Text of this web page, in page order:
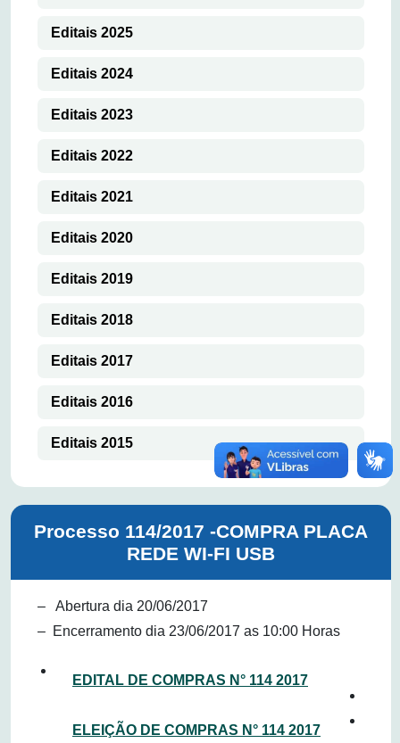
Editais 2025
Editais 2024
Editais 2023
Editais 2022
Editais 2021
Editais 2020
Editais 2019
Editais 2018
Editais 2017
Editais 2016
Editais 2015
Processo 114/2017 -COMPRA PLACA
REDE WI-FI USB
– Abertura dia 20/06/2017
– Encerramento dia 23/06/2017 as 10:00 Horas
EDITAL DE COMPRAS N° 114 2017
ELEIÇÃO DE COMPRAS N° 114 2017